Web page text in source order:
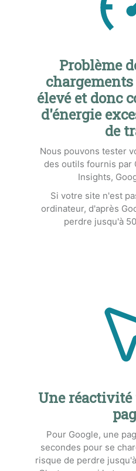
Problème
élevé et donc
d'énergie
de
Nous pouvons tester
des outils fournis par
Insights,
Si votre site n'est
ordinateur, d'après
perdre jusqu'à
Une réactivité
Pour Google, une
secondes pour se
risque de perdre